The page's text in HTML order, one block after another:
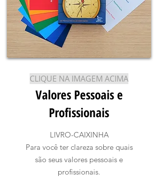
CLIQUE NA IMAGEM ACIMA
Valores Pessoais e
Profissionais
LIVRO-CAIXINHA
Para você ter clareza sobre quais
são seus valores pessoais e
profissionais.